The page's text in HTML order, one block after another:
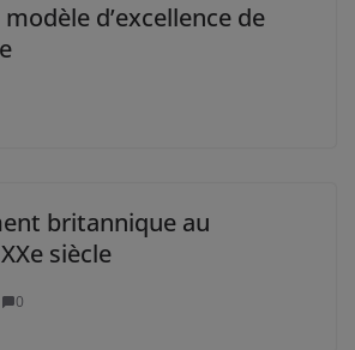
d’excellence de
britannique au
siècle
0